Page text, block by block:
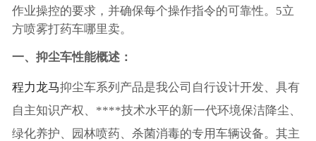
作业操控的要求，并确保每个操作指令的可靠性。5立
方喷雾打药车哪里卖。
一、抑尘车性能概述：
程力龙马抑尘车系列产品是我公司自行设计开发、具有
自主知识产权、****技术水平的新一代环境保洁降尘、
绿化养护、园林喷药、杀菌消毒的专用车辆设备。其主